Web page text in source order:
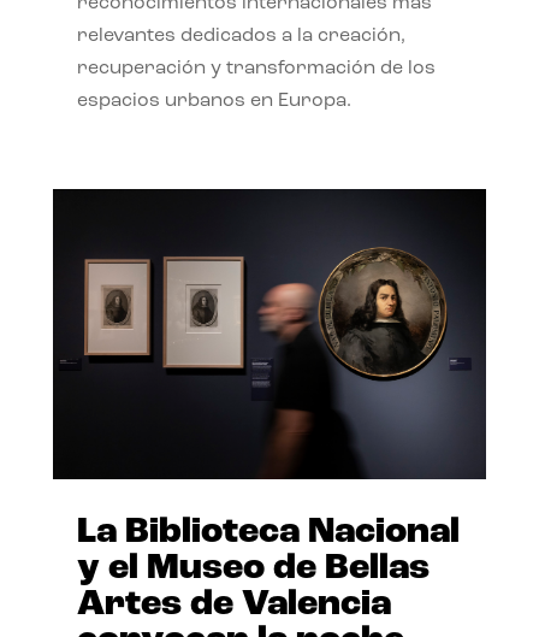
relevantes dedicados a la creación,
recuperación y transformación de los
espacios urbanos en Europa.
La Biblioteca Nacional
y el Museo de Bellas
Artes de Valencia